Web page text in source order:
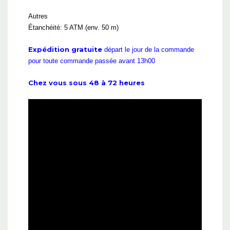
Autres
Étanchéité: 5 ATM (env. 50 m)
Expédition gratuite départ le jour de la commande
pour toute commande passée avant 13h00
Chez vous sous 48 à 72 heures